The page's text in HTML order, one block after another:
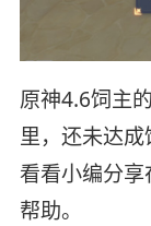
原神4.6饲主
里，还未达
看看小编分
帮助。